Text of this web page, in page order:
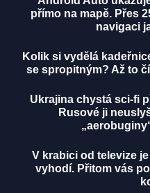
přímo na mapě. Přes
navigaci
Kolik si vydělá
se spropitným? Až to
Ukrajina chystá sci-fi
Rusové ji
V krabici od televize
vyhodí. Přitom vás